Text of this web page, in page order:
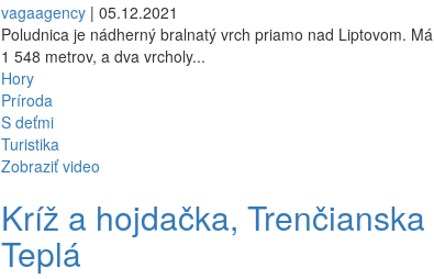
vagaagency| 05.12.2021
Poludnica je nádherný bralnatý vrch priamo nad Liptovom. Má
1 548 metrov, a dva vrcholy...
Hory
Príroda
S deťmi
Turistika
Zobraziť video
Kríž a hojdačka, Trenčianska
Teplá